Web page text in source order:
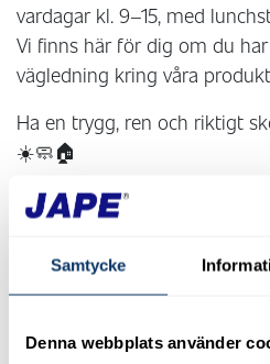
Samtycke
Denna webbplats använder
vardagar kl. 9–15, med
Vi finns här för dig om du
vägledning kring våra
Ha en trygg, ren och riktigt
☀️🧼🏠
Varma hälsningar,
Träffa oss på